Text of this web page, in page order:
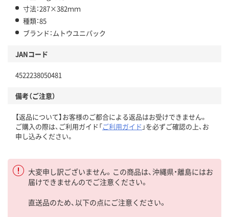
寸法：287×382ｍｍ
種類：85
ブランド：ムトウユニパック
JANコード
4522238050481
備考（ご注意）
【返品について】お客様のご都合による返品はお受けできません。
ご購入の際は、ご利用ガイド「ご利用ガイド 」を必ずご確認の上、お
申し込みください。
大変申し訳ございません。この商品は、沖縄県・離島にはお
届けできませんのでご注意ください。
直送品のため、以下の点にご注意ください。